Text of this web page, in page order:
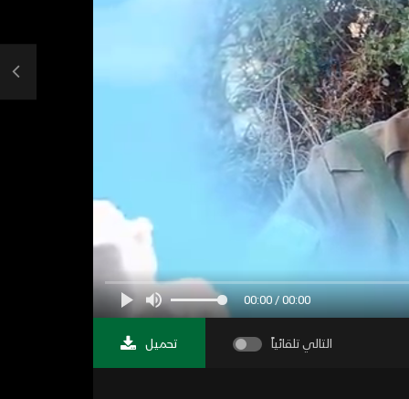
00:00 / 00:00
التالي تلقائياً تحميل